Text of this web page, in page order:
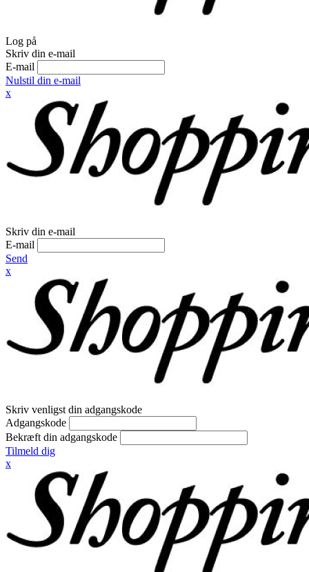
Log på
Skriv din e-mail
E-mail
Nulstil din e-mail
x
Skriv din e-mail
E-mail
Send
x
Skriv venligst din adgangskode
Adgangskode
Bekræft din adgangskode
Tilmeld dig
x